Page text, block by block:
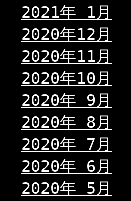
2021年 1月
2020年12月
2020年11月
2020年10月
2020年 9月
2020年 8月
2020年 7月
2020年 6月
2020年 5月